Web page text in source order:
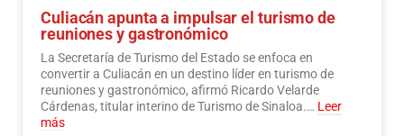
Culiacán apunta a impulsar el turismo de
reuniones y gastronómico
La Secretaría de Turismo del Estado se enfoca en
convertir a Culiacán en un destino líder en turismo de
reuniones y gastronómico, afirmó Ricardo Velarde
Cárdenas, titular interino de Turismo de Sinaloa.… Leer
más